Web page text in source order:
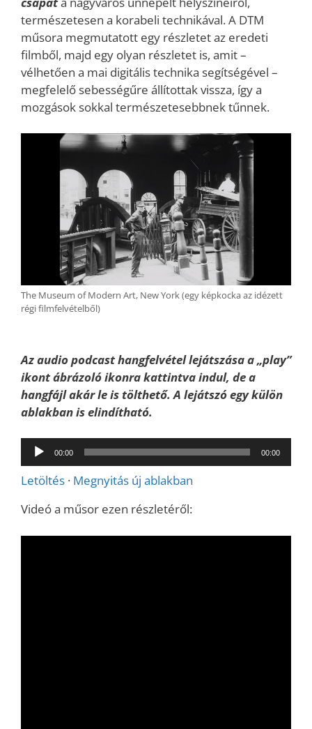
természetesen a korabeli technikával. A DTM
műsora megmutatott egy részletet az eredeti
filmből, majd egy olyan részletet is, amit –
vélhetően a mai digitális technika segítségével –
megfelelő sebességűre állítottak vissza, így a
mozgások sokkal természetesebbnek tűnnek.
The Museum of Modern Art, New York (egy képkocka az idézett
régi filmfelvételből)
Az audio podcast hangfelvétel lejátszása a „play”
ikont ábrázoló ikonra kattintva indul, de a
hangfájl akár le is tölthető. A lejátszó egy külön
ablakban is elindítható.
Audió
lejátszó
00:00 00:00
Letöltés · Megnyitás új ablakban
Videó a műsor ezen részletéről: